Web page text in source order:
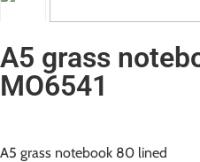
A5 grass
MO6541
A5 grass notebook 80 lined